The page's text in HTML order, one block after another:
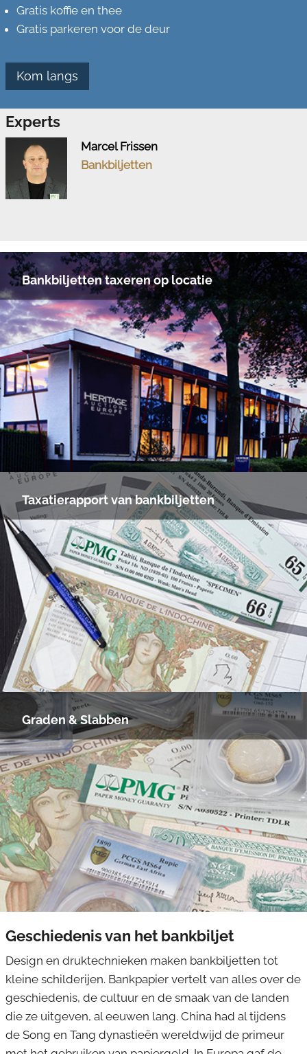
Gratis koffie en thee
Gratis parkeren voor de deur
Kom langs
Experts
Marcel Frissen
Bankbiljetten
Bankbiljetten taxeren op locatie
Taxatierapport van bankbiljetten
Graden & Slabben
Geschiedenis van het bankbiljet
Design en druktechnieken maken bankbiljetten tot
kleine schilderijen. Bankpapier vertelt van alles over de
geschiedenis, de cultuur en de smaak van de landen
die ze uitgeven, al eeuwen lang. China had al tijdens
de Song en Tang dynastieën wereldwijd de primeur